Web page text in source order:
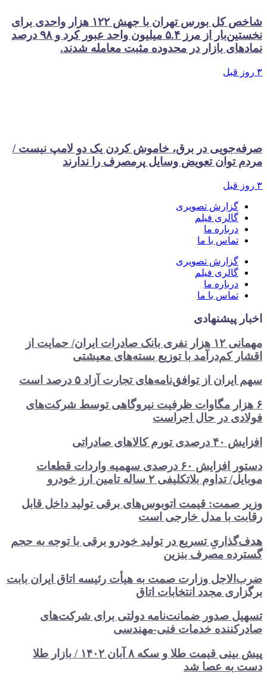
شاخص کل بورس تهران با جهش ۱۲۲ هزار واحدی برای
نخستین‌بار از مرز ۵.۴ میلیون واحد عبور کرد و ۹۸ درصد
نمادهای بازار در محدوده مثبت معامله شدند.
۳ روز قبل
صرفه‌جویی در برق، خاموش کردن یک دو لامپ نیست /
مردم توان تعویض وسایل پرمصرف را ندارند
۳ روز قبل
گزارش تصویری
گالری فیلم
درباره ما
تماس با ما
گزارش تصویری
گالری فیلم
درباره ما
تماس با ما
اخبار پیشنهادی
مهمانی ۱۲ هزار نفری بانک صادرات ایران/ حمایت از
اقشار کم‌درآمد با توزیع بسته‌های معیشتی
سهم ایران از توافق‌نامه‌های تجارت آزاد ۵ درصد است
۶ هزار مگاوات ظرفیت نیروگاهی توسط شرکت‌های
فولادی در حال اجراست
افزایش ۴۰ درصدی تورم کالاهای صادراتی
دستور افزایش ۶۰ درصدی سهمیه واردات قطعات
موبایل/ تداوم بلاتکلیفی ۲ ساله تامین ارز خودرو
وزیر صمت: قیمت اتوبوس‌های برقی تولید داخل قابل
رقابت با مدل خارجی است
هدف‌گذاریِ تسریع در تولید خودرو‌ برقی با توجه به حجم
گسترده مصرف‌ بنزین‌
ضرب‌الاجل وزارت صمت به هیأت رئیسه اتاق‌ ایران بابت
برگزاری مجدد انتخابات اتاق
تسهیل صدور ضمانت‌نامه دولتی برای شرکت‌های
صادرکننده خدمات فنی-مهندسی
پیش بینی قیمت طلا و سکه ۸ آبان ۱۴۰۲ / بازار طلا
دست‌ به عصا شد